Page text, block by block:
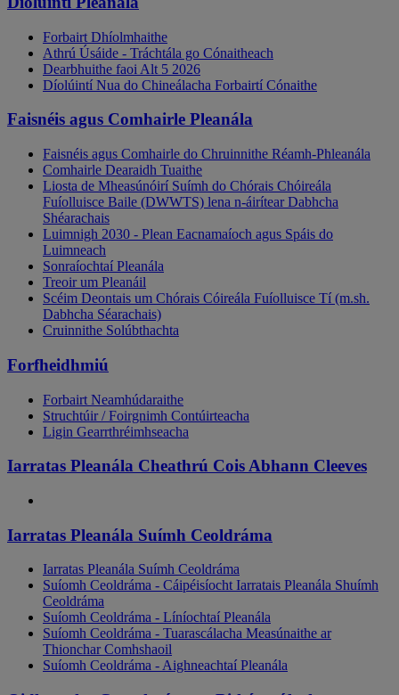
Forbairt Dhíolmhaithe
Athrú Úsáide - Tráchtála go Cónaitheach
Dearbhuithe faoi Alt 5 2026
Díolúintí Nua do Chineálacha Forbairtí Cónaithe
Faisnéis agus Comhairle Pleanála
Faisnéis agus Comhairle do Chruinnithe Réamh-Phleanála
Comhairle Dearaidh Tuaithe
Liosta de Mheasúnóirí Suímh do Chórais Chóireála
Fuíolluisce Baile (DWWTS) lena n-áirítear Dabhcha
Shéarachais
Luimnigh 2030 - Plean Eacnamaíoch agus Spáis do
Luimneach
Sonraíochtaí Pleanála
Treoir um Pleanáil
Scéim Deontais um Chórais Cóireála Fuíolluisce Tí (m.sh.
Dabhcha Séarachais)
Cruinnithe Solúbthachta
Forfheidhmiú
Forbairt Neamhúdaraithe
Struchtúir / Foirgnimh Contúirteacha
Ligin Gearrthréimhseacha
Iarratas Pleanála Cheathrú Cois Abhann Cleeves
Iarratas Pleanála Suímh Ceoldráma
Iarratas Pleanála Suímh Ceoldráma
Suíomh Ceoldráma - Cáipéisíocht Iarratais Pleanála Shuímh
Ceoldráma
Suíomh Ceoldráma - Líníochtaí Pleanála
Suíomh Ceoldráma - Tuarascálacha Measúnaithe ar
Thionchar Comhshaoil
Suíomh Ceoldráma - Aighneachtaí Pleanála